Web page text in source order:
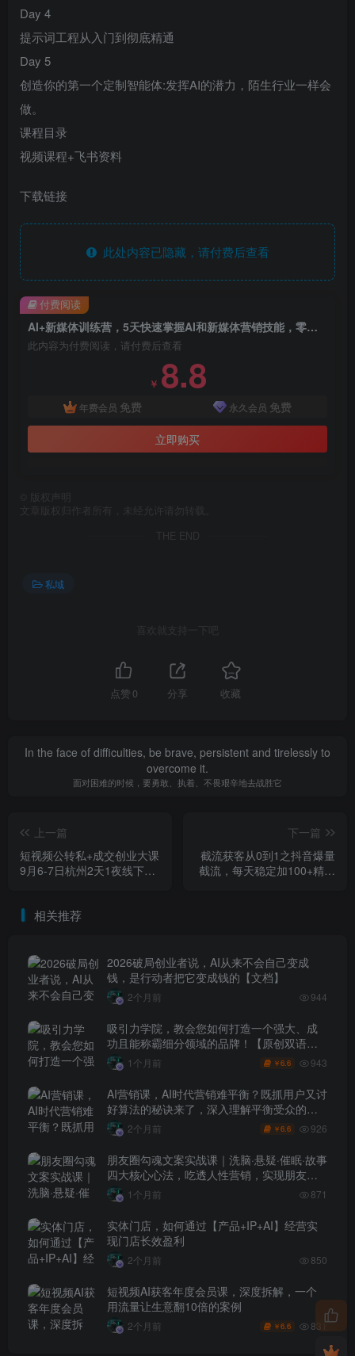
Day 4
提示词工程从入门到彻底精通
Day 5
创造你的第一个定制智能体:发挥AI的潜力，陌生行业一样会
做。
课程目录
视频课程+飞书资料
下载链接
此处内容已隐藏，请付费后查看
AI+新媒体训练营，5天快速掌握AI和新媒体营销技能，零基础到精通
此内容为付费阅读，请付费后查看
￥ 8.8
年费会员 免费 永久会员 免费
立即购买
付费阅读
版权声明
文章版权归作者所有，未经允许请勿转载。
THE END
私域
喜欢就支持一下吧
点赞 0 分享 收藏
In the face of difficulties, be brave, persistent and tirelessly to
overcome it.
面对困难的时候，要勇敢、执着、不畏艰辛地去战胜它
上一篇
短视频公转私+成交创业大课
9月6-7日杭州2天1夜线下
下一篇
截流获客从0到1之抖音爆量
截流，每天稳定加100+精准
相关推荐
2026破局创业者说，AI从来不会自己变成
钱，是行动者把它变成钱的【文档】
2个月前 944
吸引力学院，教会您如何打造一个强大、成
功且能称霸细分领域的品牌！【原创双语字
幕】 1个月前 ￥6.6 943
AI营销课，AI时代营销难平衡？既抓用户又讨
好算法的秘诀来了，深入理解平衡受众的需
求【原创双语字幕】
2个月前 ￥6.6 926
朋友圈勾魂文案实战课｜洗脑·悬疑·催眠·故事
四大核心心法，吃透人性营销，实现朋友圈
不销而售被动成交
1个月前 871
实体门店，如何通过【产品+IP+AI】经营实
现门店长效盈利
2个月前 850
短视频AI获客年度会员课，深度拆解，一个
用流量让生意翻10倍的案例
2个月前 ￥6.6 831